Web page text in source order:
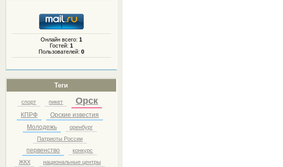
Онлайн всего: 1
Гостей: 1
Пользователей: 0
Теги
спорт пикет Орск
КПРФ
Орские известия
Молодежь
оренбург
Патриоты России
первенство
конкурс
ЖКХ
национальные центры